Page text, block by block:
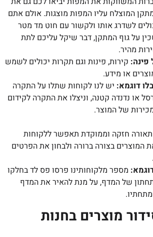
המוצלח עליו המפות מוצגות. אולם אתם
לשדרג אותו ולקשור עם חוט מד מטר
על גוף המתקן, דבר שיקל עליכם לתת
מהיר.
פינה: קירות, פינות וגם תקרות יכולים לשמש
או מידע.
דוגמא: יש לנו לקוחות שתלו על התקרה
או נדנדה קטנה, וניצלו את התקרה לקידום
של המוצר.
תאורה חזקה וממוקדת תאפשר ללקוחות
המוצרים בצורה ברורה ולבחון את הפרטים
מספר מלקוחותינו פרסו פס לד בחלקו
של המדף, על מנת להאיר את המדף
מוצרים בחנות